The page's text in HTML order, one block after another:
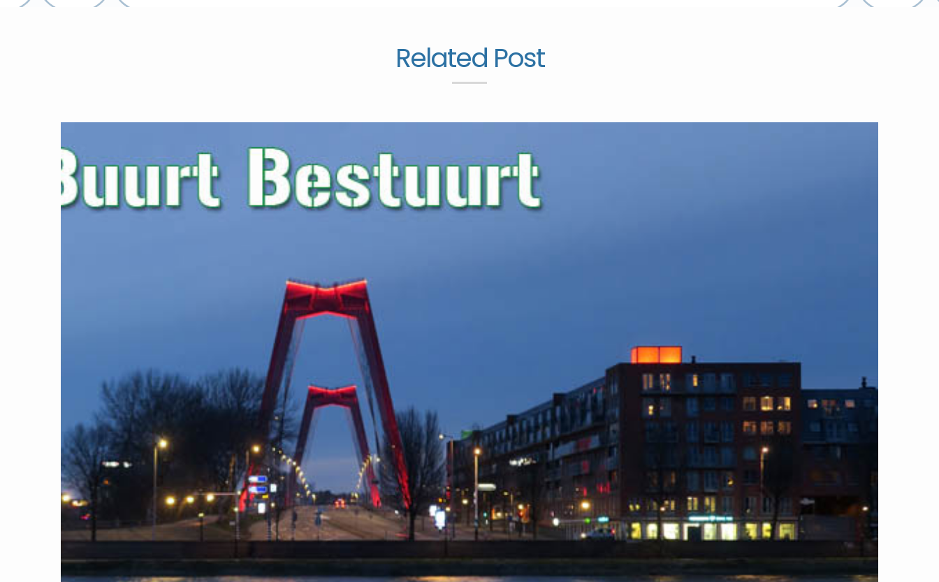
Related Post